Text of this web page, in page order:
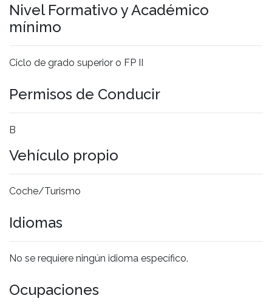
Nivel Formativo y Académico
mínimo
Ciclo de grado superior o FP II
Permisos de Conducir
B
Vehículo propio
Coche/Turismo
Idiomas
No se requiere ningún idioma específico.
Ocupaciones